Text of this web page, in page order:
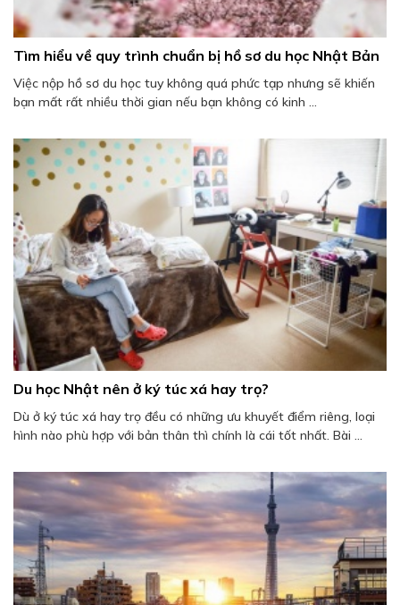
Tìm hiểu về quy trình chuẩn bị hồ sơ du học Nhật Bản
Việc nộp hồ sơ du học tuy không quá phức tạp nhưng sẽ khiến
bạn mất rất nhiều thời gian nếu bạn không có kinh ...
Du học Nhật nên ở ký túc xá hay trọ?
Dù ở ký túc xá hay trọ đều có những ưu khuyết điểm riêng, loại
hình nào phù hợp với bản thân thì chính là cái tốt nhất. Bài ...